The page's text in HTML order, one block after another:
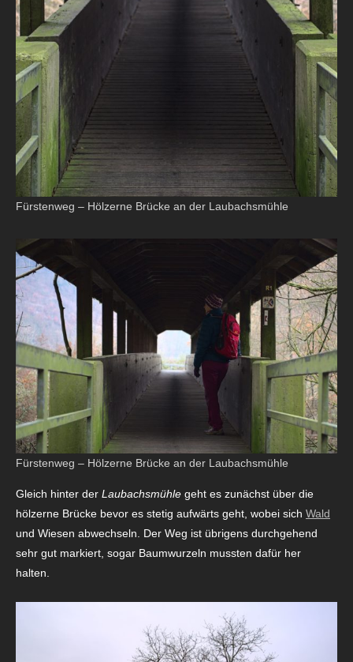
Fürstenweg – Hölzerne Brücke an der Laubachsmühle
Fürstenweg – Hölzerne Brücke an der Laubachsmühle
Gleich hinter der Laubachsmühle geht es zunächst über die
hölzerne Brücke bevor es stetig aufwärts geht, wobei sich Wald
und Wiesen abwechseln. Der Weg ist übrigens durchgehend
sehr gut markiert, sogar Baumwurzeln mussten dafür her
halten.